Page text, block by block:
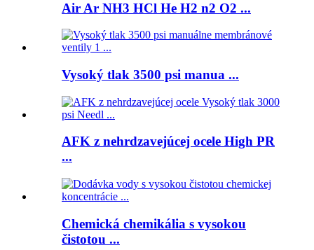
Air Ar NH3 HCl He H2 n2 O2 ...
Vysoký tlak 3500 psi manua ...
AFK z nehrdzavejúcej ocele High PR
...
Chemická chemikália s vysokou
čistotou ...